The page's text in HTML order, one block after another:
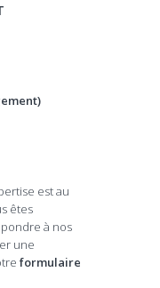
est au
êtes
à nos
une
formulaire